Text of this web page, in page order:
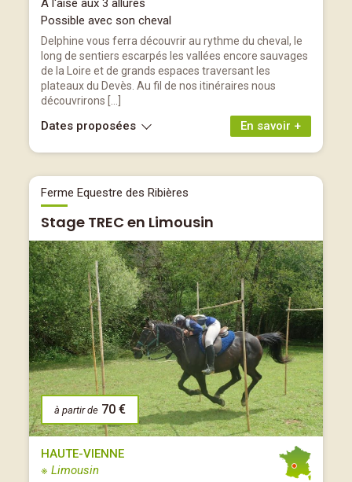
A l'aise aux 3 allures
Possible avec son cheval
Delphine vous ferra découvrir au rythme du cheval, le
long de sentiers escarpés les vallées encore sauvages
de la Loire et de grands espaces traversant les
plateaux du Devès. Au fil de nos itinéraires nous
découvrirons […]
En savoir +
Dates proposées
Ferme Equestre des Ribières
Stage TREC en Limousin
à partir de 70 €
HAUTE-VIENNE
※ Limousin